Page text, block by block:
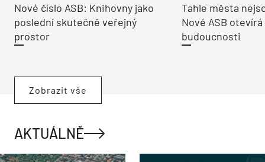
Nové číslo ASB: Knihovny jako
poslední skutečně veřejný
prostor
Tahle města
Nové ASB
budoucnosti
Zobrazit vše
AKTUÁLNĚ